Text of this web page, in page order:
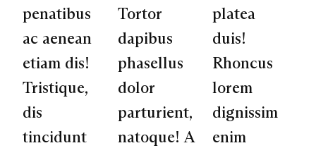
penatibus
ac aenean
etiam dis!
Tristique,
dis
tincidunt
Tortor
dapibus
phasellus
dolor
parturient,
natoque! A
platea
duis!
Rhoncus
lorem
dignissim
enim